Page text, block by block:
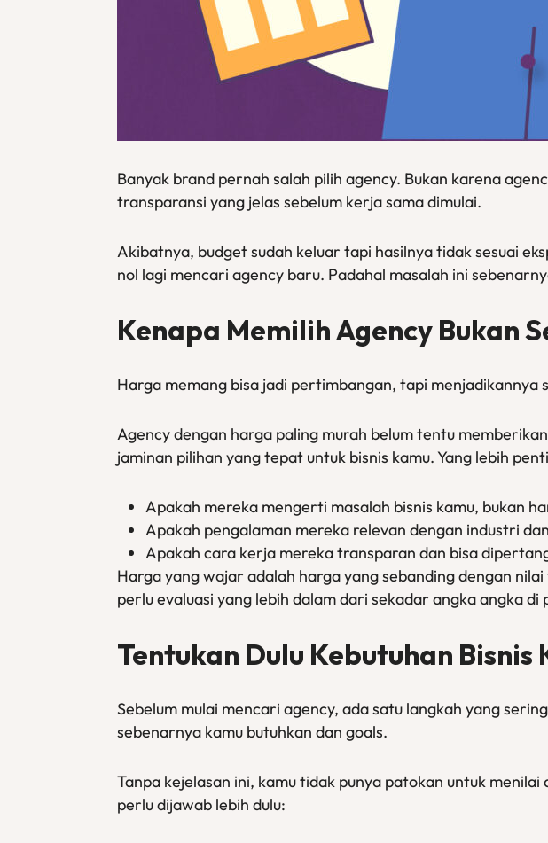
Banyak brand pernah salah pilih agency. Bukan karena
transparansi yang jelas sebelum kerja sama dimulai.
Akibatnya, budget sudah keluar tapi hasilnya tidak sesuai
nol lagi mencari agency baru. Padahal masalah ini
Kenapa Memilih Agency Bukan
Harga memang bisa jadi pertimbangan, tapi
Agency dengan harga paling murah belum tentu
jaminan pilihan yang tepat untuk bisnis kamu. Yang lebih
Apakah mereka mengerti masalah bisnis kamu, bukan
Apakah pengalaman mereka relevan dengan industri
Apakah cara kerja mereka transparan dan bisa
Harga yang wajar adalah harga yang sebanding dengan
perlu evaluasi yang lebih dalam dari sekadar angka angka di
Tentukan Dulu Kebutuhan Bisnis
Sebelum mulai mencari agency, ada satu langkah yang
sebenarnya kamu butuhkan dan goals.
Tanpa kejelasan ini, kamu tidak punya patokan untuk
perlu dijawab lebih dulu: